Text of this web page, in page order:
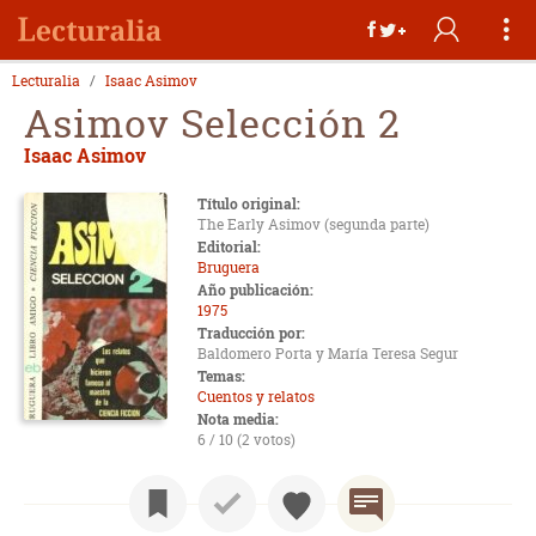
Lecturalia Isaac Asimov
Asimov Selección 2
Isaac Asimov
Título original:
The Early Asimov (segunda parte)
Editorial:
Bruguera
Año publicación:
1975
Traducción por:
Baldomero Porta y María Teresa Segur
Temas:
Cuentos y relatos
Nota media:
6 / 10 (2 votos)